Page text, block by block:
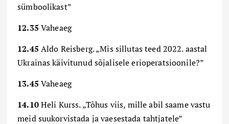
sümboolikast”
12.35 Vaheaeg
12.45 Aldo Reisberg. „Mis sillutas teed 2022. aastal
Ukrainas käivitunud sõjalisele erioperatsioonile?”
13.45 Vaheaeg
14.10Heli Kurss. „Tõhus viis, mille abil saame vastu
meid suukorvistada ja vaesestada tahtjatele”